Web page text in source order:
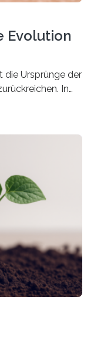
Evolution
die Ursprünge der
In
Stechmücken-
in
konnte als neue
und trägt
Dieser erste
in Bernstein
einer
denn…